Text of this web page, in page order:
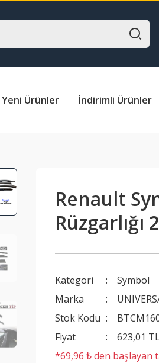
Yeni Ürünler İndirimli Ürünler
Renault
Rüzgarlığı
Kategori
Symbol
Marka
Stok Kodu
Fiyat
623,01
*69,96 ₺ den başlayan